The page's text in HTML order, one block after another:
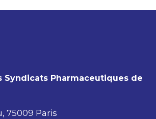
Syndicats Pharmaceutiques de
75009 Paris